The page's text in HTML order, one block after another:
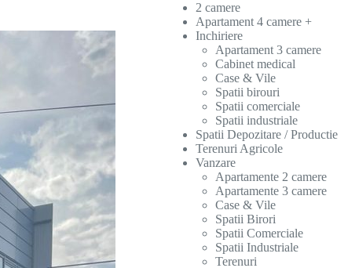
2 camere
Apartament 4 camere +
Inchiriere
Apartament 3 camere
Cabinet medical
Case & Vile
Spatii birouri
Spatii comerciale
Spatii industriale
Spatii Depozitare / Productie
Terenuri Agricole
Vanzare
Apartamente 2 camere
Apartamente 3 camere
Case & Vile
Spatii Birori
Spatii Comerciale
Spatii Industriale
Terenuri